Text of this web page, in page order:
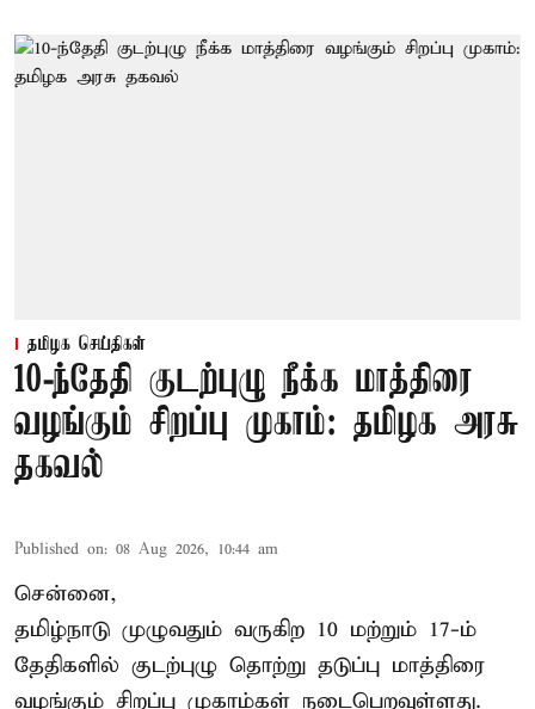
தமிழக செய்திகள்
10-ந்தேதி குடற்புழு நீக்க மாத்திரை
வழங்கும் சிறப்பு முகாம்: தமிழக அரசு
தகவல்
Published on: 08 Aug 2026, 10:44 am
சென்னை,
தமிழ்நாடு முழுவதும் வருகிற 10 மற்றும் 17-ம்
தேதிகளில் குடற்புழு தொற்று தடுப்பு மாத்திரை
வழங்கும் சிறப்பு முகாம்கள் நடைபெறவுள்ளது.